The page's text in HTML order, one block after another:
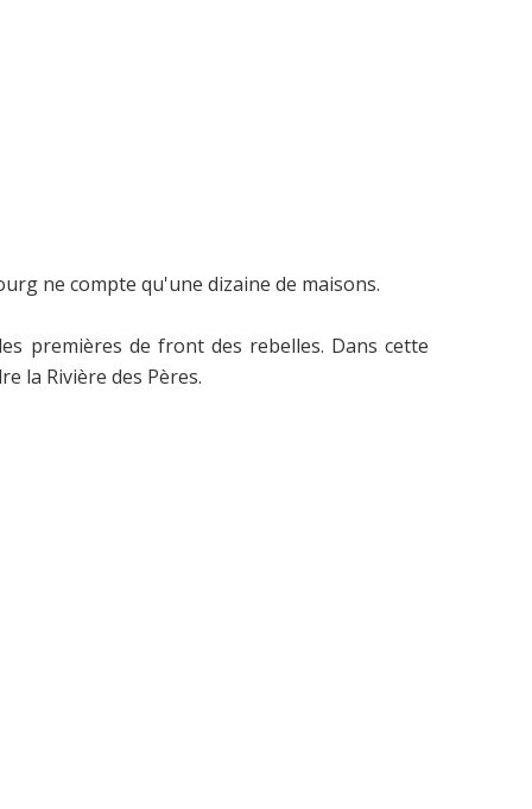
ne compte qu'une dizaine de maisons.
premières de front des rebelles. Dans cette
la Rivière des Pères.